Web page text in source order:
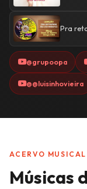
Pra
@grupoopa
@@luisinhovieira
ACERVO MUSICAL
Músicas